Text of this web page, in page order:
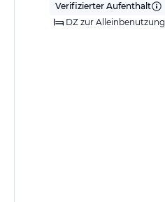
Verifizierter Aufenthalt
DZ zur Alleinbenutzung